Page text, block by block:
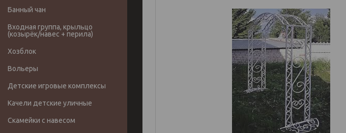
Банный чан
Входная группа, крыльцо
(козырёк/навес + перила)
Хозблок
Вольеры
Детские игровые комплексы
Качели детские уличные
Скамейки с навесом